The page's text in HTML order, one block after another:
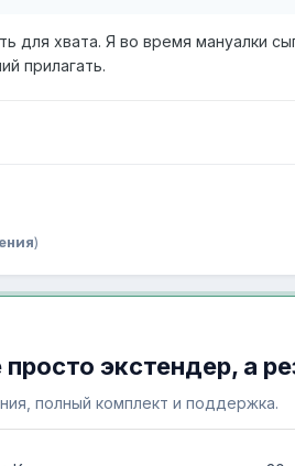
для хвата. Я во время мануалки
прилагать.
)
экстендер, а
полный комплект и поддержка.